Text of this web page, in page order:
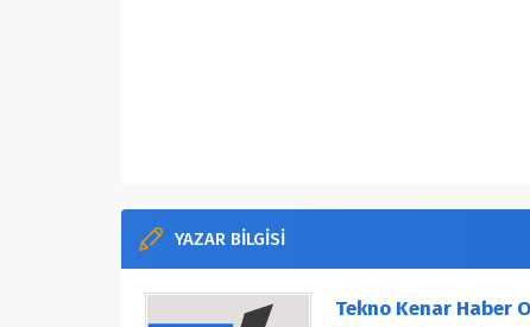
YAZAR BİLGİSİ
Tekno Kenar Haber